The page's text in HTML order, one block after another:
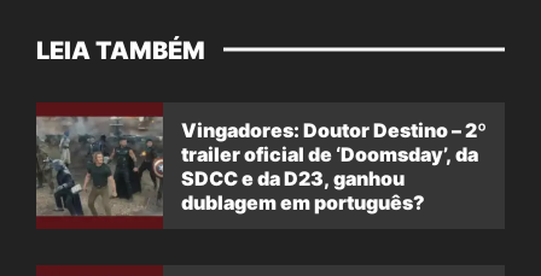
LEIA TAMBÉM
Vingadores: Doutor Destino – 2º
trailer oficial de ‘Doomsday’, da
SDCC e da D23, ganhou
dublagem em português?